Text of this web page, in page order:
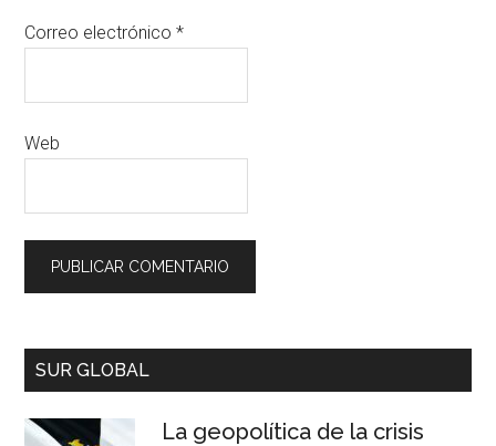
Correo electrónico*
Web
SUR GLOBAL
La geopolítica de la crisis